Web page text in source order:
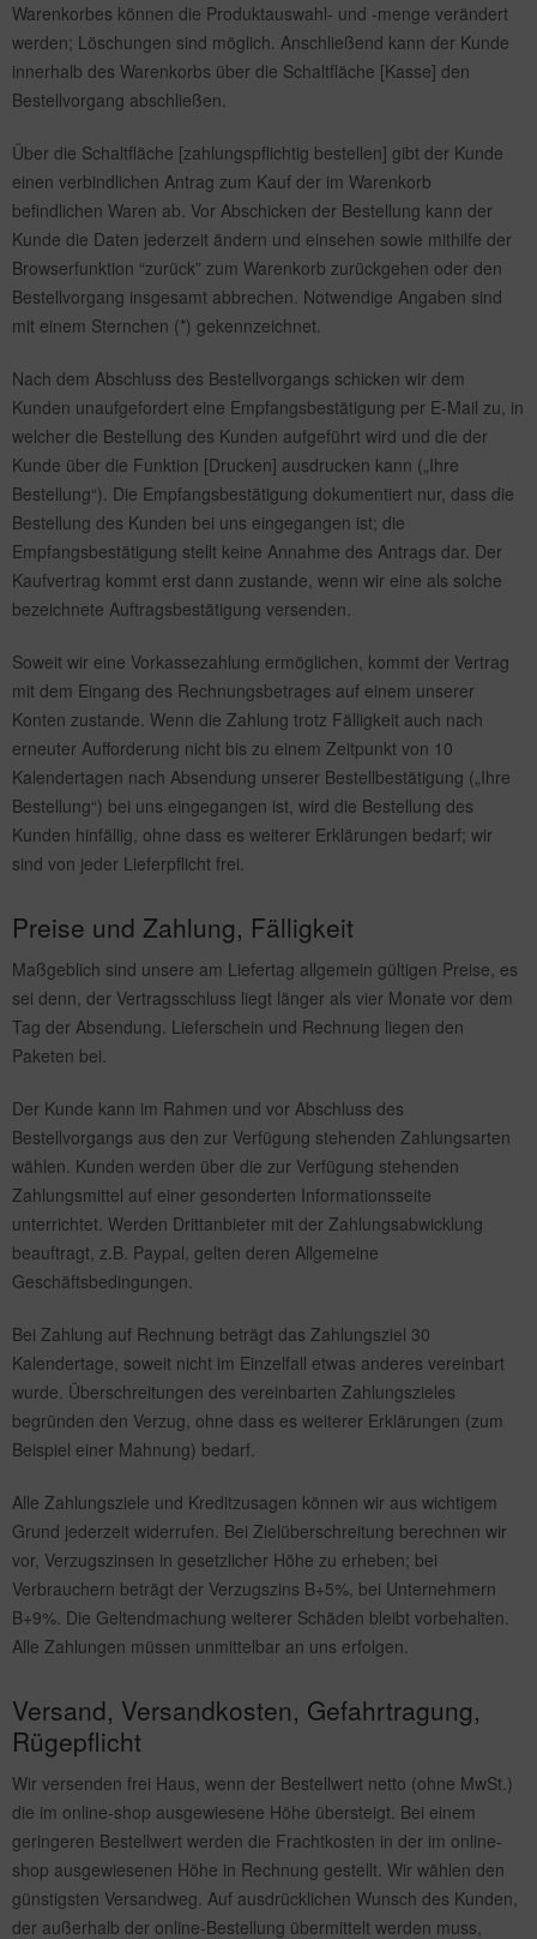
Warenkorbes können die Produktauswahl- und -menge verändert
werden; Löschungen sind möglich. Anschließend kann der Kunde
innerhalb des Warenkorbs über die Schaltfläche [Kasse] den
Bestellvorgang abschließen.
Über die Schaltfläche [zahlungspflichtig bestellen] gibt der Kunde
einen verbindlichen Antrag zum Kauf der im Warenkorb
befindlichen Waren ab. Vor Abschicken der Bestellung kann der
Kunde die Daten jederzeit ändern und einsehen sowie mithilfe der
Browserfunktion “zurück” zum Warenkorb zurückgehen oder den
Bestellvorgang insgesamt abbrechen. Notwendige Angaben sind
mit einem Sternchen (*) gekennzeichnet.
Nach dem Abschluss des Bestellvorgangs schicken wir dem
Kunden unaufgefordert eine Empfangsbestätigung per E-Mail zu, in
welcher die Bestellung des Kunden aufgeführt wird und die der
Kunde über die Funktion [Drucken] ausdrucken kann („Ihre
Bestellung“). Die Empfangsbestätigung dokumentiert nur, dass die
Bestellung des Kunden bei uns eingegangen ist; die
Empfangsbestätigung stellt keine Annahme des Antrags dar. Der
Kaufvertrag kommt erst dann zustande, wenn wir eine als solche
bezeichnete Auftragsbestätigung versenden.
Soweit wir eine Vorkassezahlung ermöglichen, kommt der Vertrag
mit dem Eingang des Rechnungsbetrages auf einem unserer
Konten zustande. Wenn die Zahlung trotz Fälligkeit auch nach
erneuter Aufforderung nicht bis zu einem Zeitpunkt von 10
Kalendertagen nach Absendung unserer Bestellbestätigung („Ihre
Bestellung“) bei uns eingegangen ist, wird die Bestellung des
Kunden hinfällig, ohne dass es weiterer Erklärungen bedarf; wir
sind von jeder Lieferpflicht frei.
Preise und Zahlung, Fälligkeit
Maßgeblich sind unsere am Liefertag allgemein gültigen Preise, es
sei denn, der Vertragsschluss liegt länger als vier Monate vor dem
Tag der Absendung. Lieferschein und Rechnung liegen den
Paketen bei.
Der Kunde kann im Rahmen und vor Abschluss des
Bestellvorgangs aus den zur Verfügung stehenden Zahlungsarten
wählen. Kunden werden über die zur Verfügung stehenden
Zahlungsmittel auf einer gesonderten Informationsseite
unterrichtet. Werden Drittanbieter mit der Zahlungsabwicklung
beauftragt, z.B. Paypal, gelten deren Allgemeine
Geschäftsbedingungen.
Bei Zahlung auf Rechnung beträgt das Zahlungsziel 30
Kalendertage, soweit nicht im Einzelfall etwas anderes vereinbart
wurde. Überschreitungen des vereinbarten Zahlungszieles
begründen den Verzug, ohne dass es weiterer Erklärungen (zum
Beispiel einer Mahnung) bedarf.
Alle Zahlungsziele und Kreditzusagen können wir aus wichtigem
Grund jederzeit widerrufen. Bei Zielüberschreitung berechnen wir
vor, Verzugszinsen in gesetzlicher Höhe zu erheben; bei
Verbrauchern beträgt der Verzugszins B+5%, bei Unternehmern
B+9%. Die Geltendmachung weiterer Schäden bleibt vorbehalten.
Alle Zahlungen müssen unmittelbar an uns erfolgen.
Versand, Versandkosten, Gefahrtragung,
Rügepflicht
Wir versenden frei Haus, wenn der Bestellwert netto (ohne MwSt.)
die im online-shop ausgewiesene Höhe übersteigt. Bei einem
geringeren Bestellwert werden die Frachtkosten in der im online-
shop ausgewiesenen Höhe in Rechnung gestellt. Wir wählen den
günstigsten Versandweg. Auf ausdrücklichen Wunsch des Kunden,
der außerhalb der online-Bestellung übermittelt werden muss,